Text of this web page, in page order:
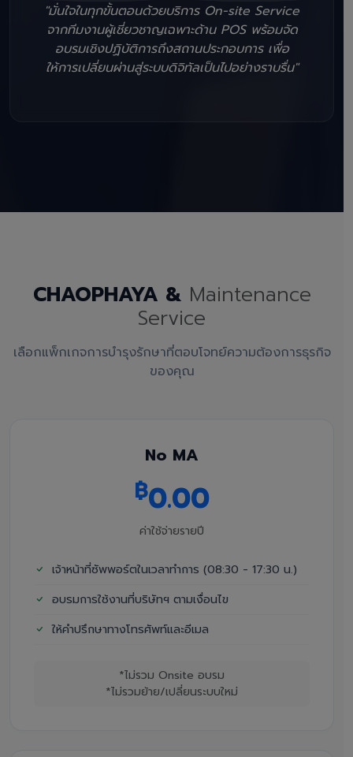
"มั่นใจในทุกขั้นตอนด้วยบริการ On-site Service
จากทีมงานผู้เชี่ยวชาญเฉพาะด้าน POS พร้อมจัด
อบรมเชิงปฏิบัติการถึงสถานประกอบการ เพื่อ
ให้การเปลี่ยนผ่านสู่ระบบดิจิทัลเป็นไปอย่างราบรื่น"
CHAOPHAYA & Maintenance
Service
เลือกแพ็กเกจการบำรุงรักษาที่ตอบโจทย์ความต้องการธุรกิจ
ของคุณ
No MA
฿0.00
ค่าใช้จ่ายรายปี
เจ้าหน้าที่ซัพพอร์ตในเวลาทำการ (08:30 - 17:30 น.)
อบรมการใช้งานที่บริษัทฯ ตามเงื่อนไข
ให้คำปรึกษาทางโทรศัพท์และอีเมล
*ไม่รวม Onsite อบรม
*ไม่รวมย้าย/เปลี่ยนระบบใหม่